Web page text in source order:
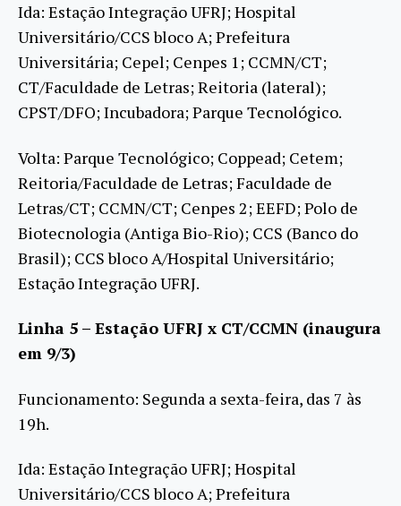
Ida: Estação Integração UFRJ; Hospital
Universitário/CCS bloco A; Prefeitura
Universitária; Cepel; Cenpes 1; CCMN/CT;
CT/Faculdade de Letras; Reitoria (lateral);
CPST/DFO; Incubadora; Parque Tecnológico.
Volta: Parque Tecnológico; Coppead; Cetem;
Reitoria/Faculdade de Letras; Faculdade de
Letras/CT; CCMN/CT; Cenpes 2; EEFD; Polo de
Biotecnologia (Antiga Bio-Rio); CCS (Banco do
Brasil); CCS bloco A/Hospital Universitário;
Estação Integração UFRJ.
Linha 5 – Estação UFRJ x CT/CCMN (inaugura
em 9/3)
Funcionamento: Segunda a sexta-feira, das 7 às
19h.
Ida: Estação Integração UFRJ; Hospital
Universitário/CCS bloco A; Prefeitura